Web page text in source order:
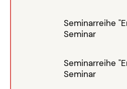
Seminarreihe
Seminar
Seminarreihe
Seminar